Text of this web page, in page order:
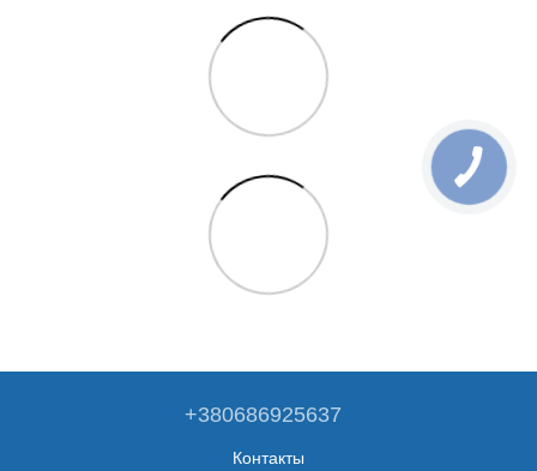
+380686925637
Контакты